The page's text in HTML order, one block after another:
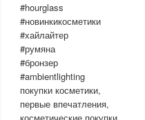
#hourglass
#новинкикосметики
#хайлайтер
#румяна
#бронзер
#ambientlighting
покупки косметики,
первые впечатления,